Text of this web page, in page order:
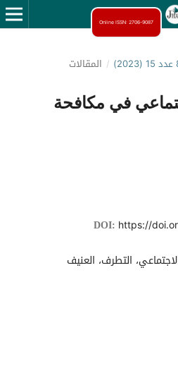
Online ISSN: 2706-9087
/ المقالات
في مكافحة
DOI: https://
التطرف، العنيف